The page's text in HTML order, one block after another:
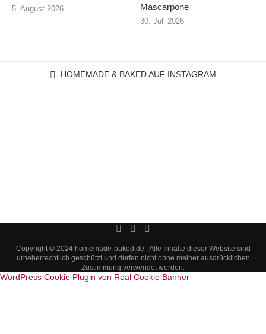
5. August 2026
Mascarpone
30. Juli 2026
HOMEMADE & BAKED AUF INSTAGRAM
Copyright © 2024 homemade-baked.de | Alle Inhalte dieser Website sind
urheberrechtlich geschützt und dürfen nicht ohne meiner ausdrücklichen
Zustimmung verwendet werden.
WordPress Cookie Plugin von Real Cookie Banner